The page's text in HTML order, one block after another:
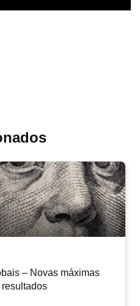
– Novas máximas